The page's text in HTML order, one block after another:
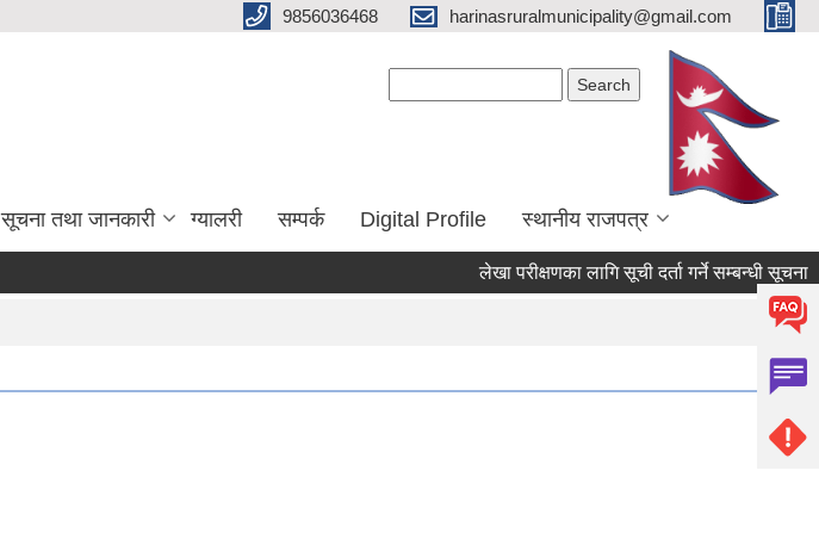
9856036468 harinasruralmunicipality@gmail.com
सूचना तथा जानकारी ग्यालरी सम्पर्क Digital Profile स्थानीय राजपत्र
लेखा परीक्षणका लागि सूची दर्ता गर्ने सम्बन्धी सूचना